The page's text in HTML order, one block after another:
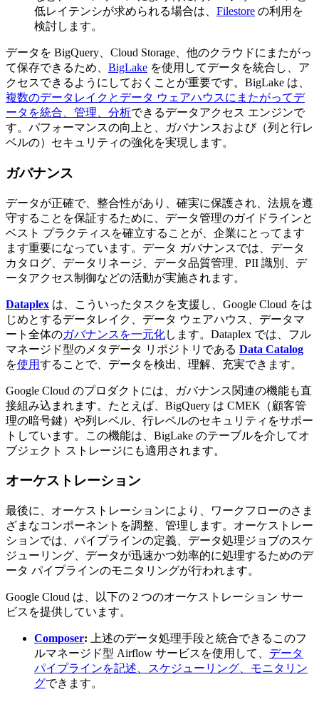
低レイテンシが求められる場合は、 Filestore の利用を
検討します。
データを BigQuery、Cloud Storage、他のクラウドにまたがっ
て保存できるため、 BigLake を使用してデータを統合し、ア
クセスできるようにしておくことが重要です。BigLake は、
複数のデータレイクとデータ ウェアハウスにまたがってデ
ータを統合、管理、分析できるデータアクセス エンジンで
す。パフォーマンスの向上と、ガバナンスおよび（列と行レ
ベルの）セキュリティの強化を実現します。
ガバナンス
データが正確で、整合性があり、確実に保護され、法規を遵
守することを保証するために、データ管理のガイドラインと
ベスト プラクティスを確立することが、企業にとってます
ます重要になっています。データ ガバナンスでは、データ
カタログ、データリネージ、データ品質管理、PII 識別、デ
ータアクセス制御などの活動が実施されます。
Dataplex は、こういったタスクを支援し、Google Cloud をは
じめとするデータレイク、データ ウェアハウス、データマ
ート全体のガバナンスを一元化します。Dataplex では、フル
マネージド型のメタデータ リポジトリである Data Catalog
を使用することで、データを検出、理解、充実できます。
Google Cloud のプロダクトには、ガバナンス関連の機能も直
接組み込まれます。たとえば、BigQuery は CMEK（顧客管
理の暗号鍵）や列レベル、行レベルのセキュリティをサポー
トしています。この機能は、BigLake のテーブルを介してオ
ブジェクト ストレージにも適用されます。
オーケストレーション
最後に、オーケストレーションにより、ワークフローのさま
ざまなコンポーネントを調整、管理します。オーケストレー
ションでは、パイプラインの定義、データ処理ジョブのスケ
ジューリング、データが迅速かつ効率的に処理するためのデ
ータ パイプラインのモニタリングが行われます。
Google Cloud は、以下の 2 つのオーケストレーション サー
ビスを提供しています。
Composer:
上述のデータ処理手段と統合できるこのフ
ルマネージド型 Airflow サービスを使用して、 データ
パイプラインを記述、スケジューリング、モニタリン
グできます。